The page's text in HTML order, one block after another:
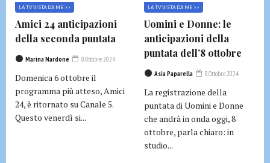
LA TV VISTA DA ME >>
Amici 24 anticipazioni
della seconda puntata
Marina Nardone 8 Ottobre 2024
Domenica 6 ottobre il
programma più atteso, Amici
24, è ritornato su Canale 5.
Questo venerdì si...
LA TV VISTA DA ME >>
Uomini e Donne: le
anticipazioni della
puntata dell’8 ottobre
Asia Paparella 8 Ottobre 2024
La registrazione della
puntata di Uomini e Donne
che andrà in onda oggi, 8
ottobre, parla chiaro: in
studio...